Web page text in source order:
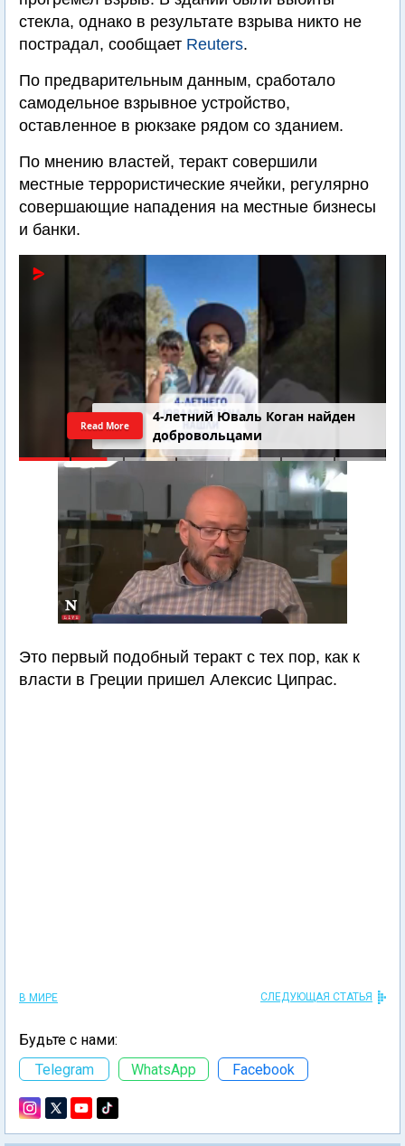
стекла, однако в результате взрыва никто не
пострадал, сообщает Reuters.
По предварительным данным, сработало
самодельное взрывное устройство,
оставленное в рюкзаке рядом со зданием.
По мнению властей, теракт совершили
местные террористические ячейки, регулярно
совершающие нападения на местные бизнесы
и банки.
4-летний Юваль Коган найден
добровольцами
Read More
Это первый подобный теракт с тех пор, как к
власти в Греции пришел Алексис Ципрас.
В МИРЕ СЛЕДУЮЩАЯ СТАТЬЯ
Будьте с нами:
Telegram
WhatsApp Facebook